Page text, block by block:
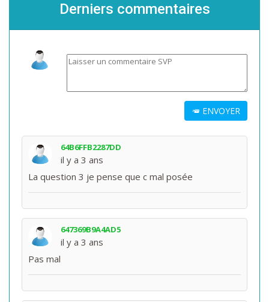
Derniers commentaires
ENVOYER
64B6FFB2287DD
il y a 3 ans
La question 3 je pense que c mal posée
647369B9A4AD5
il y a 3 ans
Pas mal